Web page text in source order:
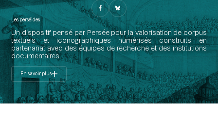
Les perséides
Un dispositif pensé par Persée pour la valorisation de corpus
textuels et iconographiques numérisés construits en
partenariat avec des équipes de recherche et des institutions
documentaires.
En savoir plus